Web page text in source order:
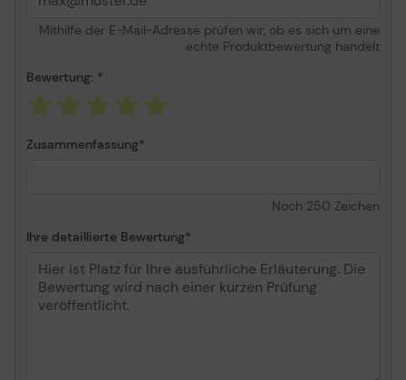
pro Tag / Montag-Freitag
Technischer Support -
Informationen zur Kompatibilität
Enterprise MFP 6800dn,
6800zf, MFP 6800zfsw,
MFP 6800zfw+
Mithilfe der E-Mail-Adresse prüfen wir, ob es sich um eine
echte Produktbewertung handelt
Bewertung:
Zusammenfassung
Noch 250 Zeichen
Ihre detaillierte Bewertung